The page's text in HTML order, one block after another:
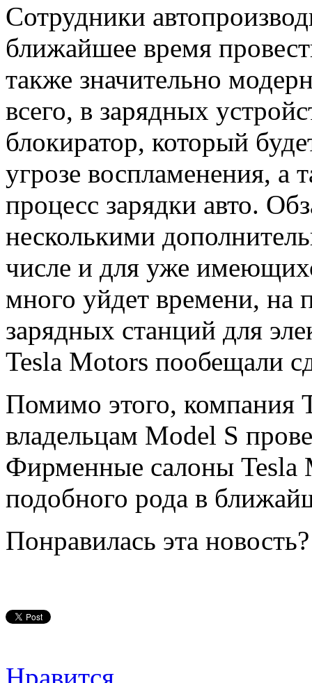
Сотрудники
ближайшее время
также значительно
всего, в зарядных
блокиратор, который
угрозе воспламенения, а
процесс зарядки авто.
несколькими
числе и для уже
много уйдет времени, на
зарядных станций для
Tesla Motors пообещали
Помимо этого, компания
владельцам Model S
Фирменные салоны Tesla
подобного рода в
Понравилась эта
Нравится